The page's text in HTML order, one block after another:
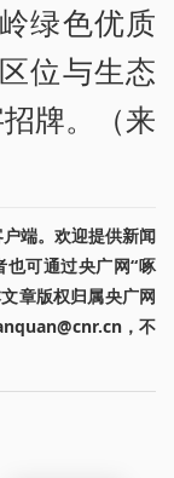
绿色优质
位与生态
牌。（来
端。欢迎提供新闻
可通过央广网“啄
章版权归属央广网
，不